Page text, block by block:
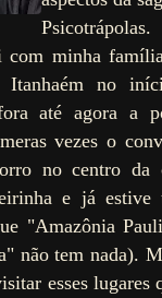
com minha
Itanhaém no
até agora a
vezes o
no centro da
e já estive
"Amazônia
não tem nada).
esses lugares